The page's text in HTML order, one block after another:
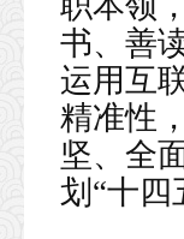
书、善
运用互
精准性
坚、全
划“十四